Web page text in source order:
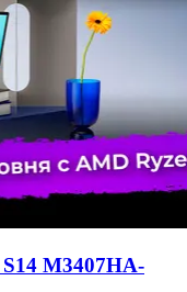
M3407HA-